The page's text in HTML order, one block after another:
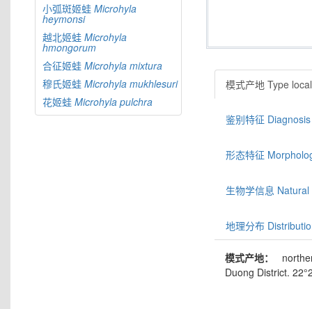
小弧斑姬蛙 Microhyla
heymonsi
越北姬蛙 Microhyla
hmongorum
合征姬蛙 Microhyla mixtura
穆氏姬蛙 Microhyla mukhlesuri
花姬蛙 Microhyla pulchra
模式产地 Type
鉴别特征 Diagnosis
形态特征
生物学信息
地理分布
模式产地：
Duong District.